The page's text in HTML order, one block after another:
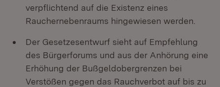
verpflichtend auf die Existenz eines
Rauchernebenraums hingewiesen werden.
Der Gesetzesentwurf sieht auf Empfehlung
des Bürgerforums und aus der Anhörung eine
Erhöhung der Bußgeldobergrenzen bei
Verstößen gegen das Rauchverbot auf bis zu